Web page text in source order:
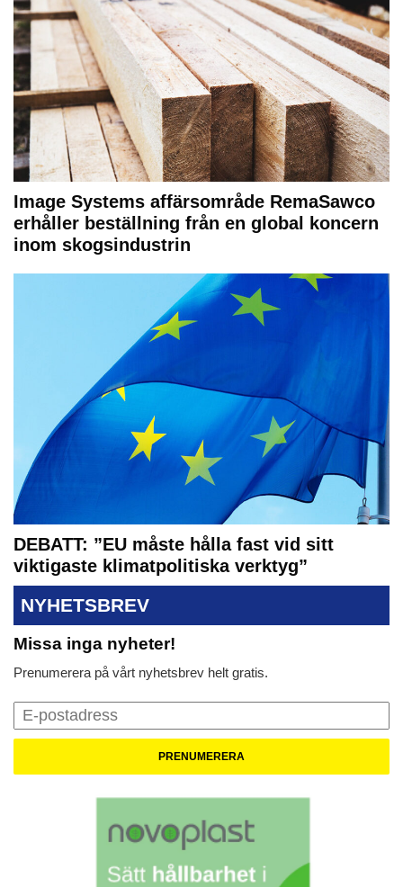
Image Systems affärsområde RemaSawco
erhåller beställning från en global koncern
inom skogsindustrin
DEBATT: ”EU måste hålla fast vid sitt
viktigaste klimatpolitiska verktyg”
NYHETSBREV
Missa inga nyheter!
Prenumerera på vårt nyhetsbrev helt gratis.